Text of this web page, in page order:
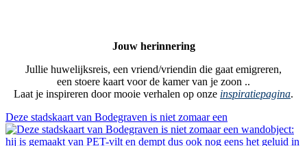
Jouw herinnering
Jullie huwelijksreis, een vriend/vriendin die gaat emigreren,
een stoere kaart voor de kamer van je zoon ..
Laat je inspireren door mooie verhalen op onze inspiratiepagina.
Deze stadskaart van Bodegraven is niet zomaar een